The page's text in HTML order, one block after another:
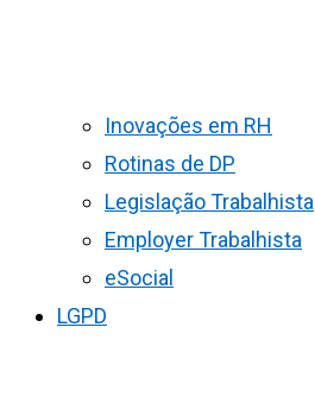
Inovações em RH
Rotinas de DP
Legislação Trabalhista
Employer Trabalhista
eSocial
LGPD